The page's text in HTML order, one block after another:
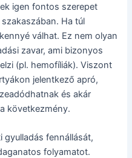
igen fontos szerepet
Ha túl
válhat. Ez nem olyan
zavar, ami bizonyos
(pl. hemofíliák). Viszont
jelentkező apró,
és akár
következmény.
gyulladás fennállását,
folyamatot.